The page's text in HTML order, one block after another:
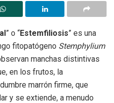
” o “Estemfiliosis” es una
fitopatógeno Stemphylium
manchas distintivas
en los frutos, la
marrón firme, que
y se extiende, a menudo